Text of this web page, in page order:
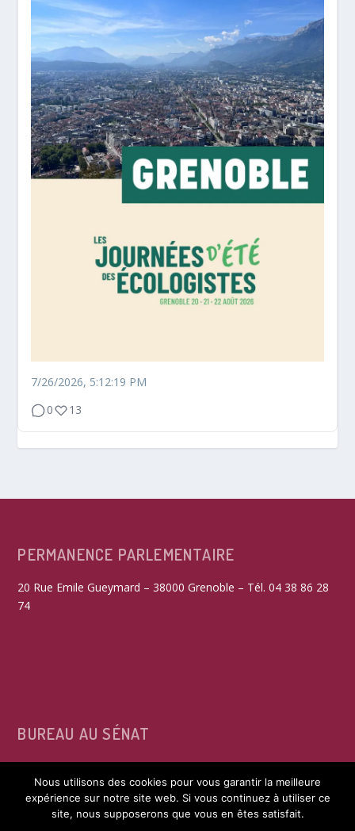
7/26/2026, 5:12:19 PM
0
13
PERMANENCE PARLEMENTAIRE
20 Rue Emile Gueymard – 38000 Grenoble – Tél. 04 38 86 28
74
BUREAU AU SÉNAT
15, rue de Vaugirard – 75291 Paris Cedex 06 – Tél. 01 42 34
39 60Nous utilisons des cookies pour vous garantir la meilleure
expérience sur notre site web. Si vous continuez à utiliser ce
site, nous supposerons que vous en êtes satisfait.